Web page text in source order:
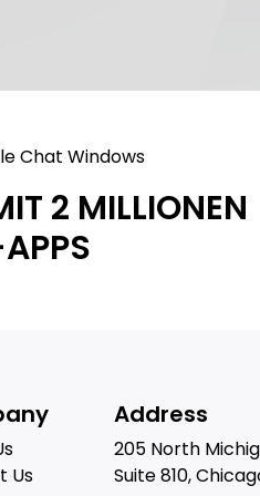
2 MILLIONEN
Us
Address
205 North
Suite 810,